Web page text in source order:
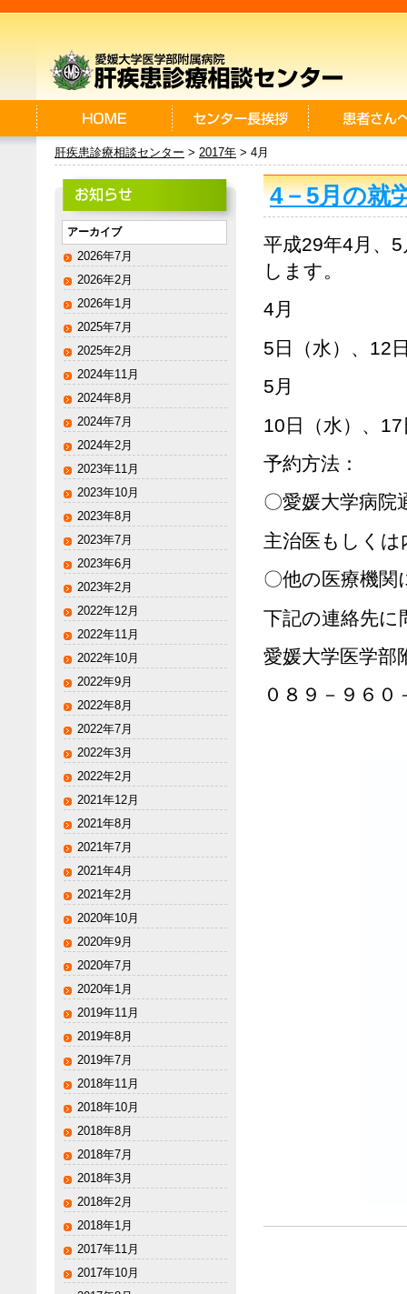
肝疾患診療相談センター > 2017年 > 4月
4－5月の就
平成29年4月、
します。
4月
5日（水）、12
5月
10日（水）、
予約方法：
〇愛媛大学病院
主治医もしく
〇他の医療機関
下記の連絡先に
愛媛大学医学部
０８９－９６０
アーカイブ
2026年7月
2026年2月
2026年1月
2025年7月
2025年2月
2024年11月
2024年8月
2024年7月
2024年2月
2023年11月
2023年10月
2023年8月
2023年7月
2023年6月
2023年2月
2022年12月
2022年11月
2022年10月
2022年9月
2022年8月
2022年7月
2022年3月
2022年2月
2021年12月
2021年8月
2021年7月
2021年4月
2021年2月
2020年10月
2020年9月
2020年7月
2020年1月
2019年11月
2019年8月
2019年7月
2018年11月
2018年10月
2018年8月
2018年7月
2018年3月
2018年2月
2018年1月
2017年11月
2017年10月